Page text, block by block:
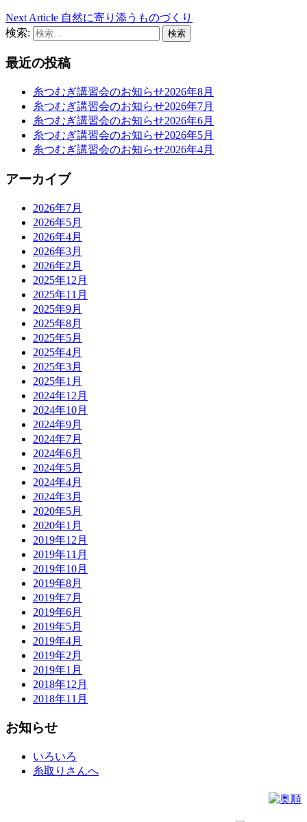
Next Article 自然に寄り添うものづくり
検索:
最近の投稿
糸つむぎ講習会のお知らせ2026年8月
糸つむぎ講習会のお知らせ2026年7月
糸つむぎ講習会のお知らせ2026年6月
糸つむぎ講習会のお知らせ2026年5月
糸つむぎ講習会のお知らせ2026年4月
アーカイブ
2026年7月
2026年5月
2026年4月
2026年3月
2026年2月
2025年12月
2025年11月
2025年9月
2025年8月
2025年5月
2025年4月
2025年3月
2025年1月
2024年12月
2024年10月
2024年9月
2024年7月
2024年6月
2024年5月
2024年4月
2024年3月
2020年5月
2020年1月
2019年12月
2019年11月
2019年10月
2019年8月
2019年7月
2019年6月
2019年5月
2019年4月
2019年2月
2019年1月
2018年12月
2018年11月
お知らせ
いろいろ
糸取りさんへ